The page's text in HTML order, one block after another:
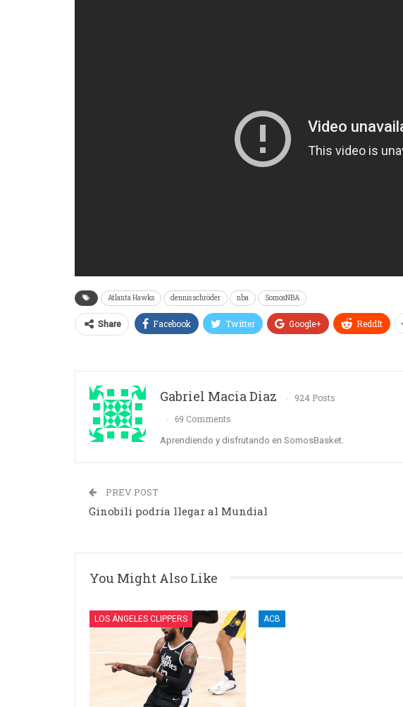
Atlanta Hawks dennis schröder nba SomosNBA
Share Facebook Twitter Google+ ReddIt
Gabriel Macia Diaz
924 Posts
69 Comments
Aprendiendo y disfrutando en SomosBasket.
PREV POST
Ginobili podría llegar al Mundial
You Might Also Like
LOS ÁNGELES CLIPPERS ACB